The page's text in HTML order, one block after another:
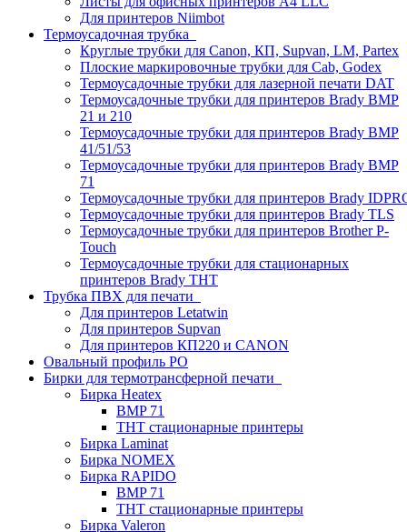
Для принтеров Niimbot
Термоусадочная трубка
Круглые трубки для Canon, КП, Supvan, LM, Partex
Плоские маркировочные трубки для Cab, Godex
Термоусадочные трубки для лазерной печати DAT
Термоусадочные трубки для принтеров Brady BMP
21 и 210
Термоусадочные трубки для принтеров Brady BMP
41/51/53
Термоусадочные трубки для принтеров Brady BMP
71
Термоусадочные трубки для принтеров Brady
Термоусадочные трубки для принтеров Brady TLS
Термоусадочные трубки для принтеров Brother P-
Touch
Термоусадочные трубки для стационарных
принтеров Brady THT
Трубка ПВХ для печати
Для принтеров Letatwin
Для принтеров Supvan
Для принтеров КП220 и CANON
Овальный профиль PO
Бирки для термотрансферной печати
Бирка Heatex
BMP 71
THT стационарные принтеры
Бирка Laminat
Бирка NOMEX
Бирка RAPIDO
BMP 71
THT стационарные принтеры
Бирка Valeron